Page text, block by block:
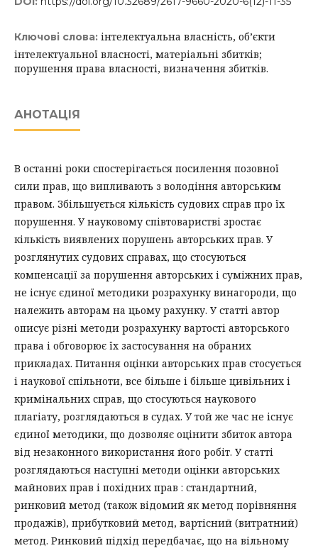
Ключові слова: інтелектуальна власність, об’єкти
інтелектуальної власності, матеріальні збитків;
порушення права власності, визначення збитків.
АНОТАЦІЯ
В останні роки спостерігається посилення позовної
сили прав, що випливають з володіння авторським
правом. Збільшується кількість судових справ про їх
порушення. У науковому співтоваристві зростає
кількість виявлених порушень авторських прав. У
розглянутих судових справах, що стосуються
компенсації за порушення авторських і суміжних прав,
не існує єдиної методики розрахунку винагороди, що
належить авторам на цьому рахунку. У статті автор
описує різні методи розрахунку вартості авторського
права і обговорює їх застосування на обраних
прикладах. Питання оцінки авторських прав стосується
і наукової спільноти, все більше і більше цивільних і
кримінальних справ, що стосуються наукового
плагіату, розглядаються в судах. У той же час не існує
єдиної методики, що дозволяє оцінити збиток автора
від незаконного використання його робіт. У статті
розглядаються наступні методи оцінки авторських
майнових прав і похідних прав : стандартний,
ринковий метод (також відомий як метод порівняння
продажів), прибутковий метод, вартісний (витратний)
метод. Ринковий підхід передбачає, що на вільному